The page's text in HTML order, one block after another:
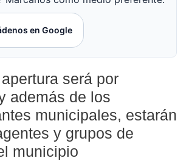
en Google
será por
además de los
municipales, estarán
y grupos de
municipio